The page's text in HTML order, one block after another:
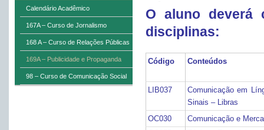
Calendário Acadêmico
167A – Curso de Jornalismo
168 A – Curso de Relações Públicas
169A – Publicidade e Propaganda
98 – Curso de Comunicação Social
O aluno deverá
disciplinas:
Código Conteúdos
LIB037
Comunicação em
Sinais – Libras
OC030
Comunicação e